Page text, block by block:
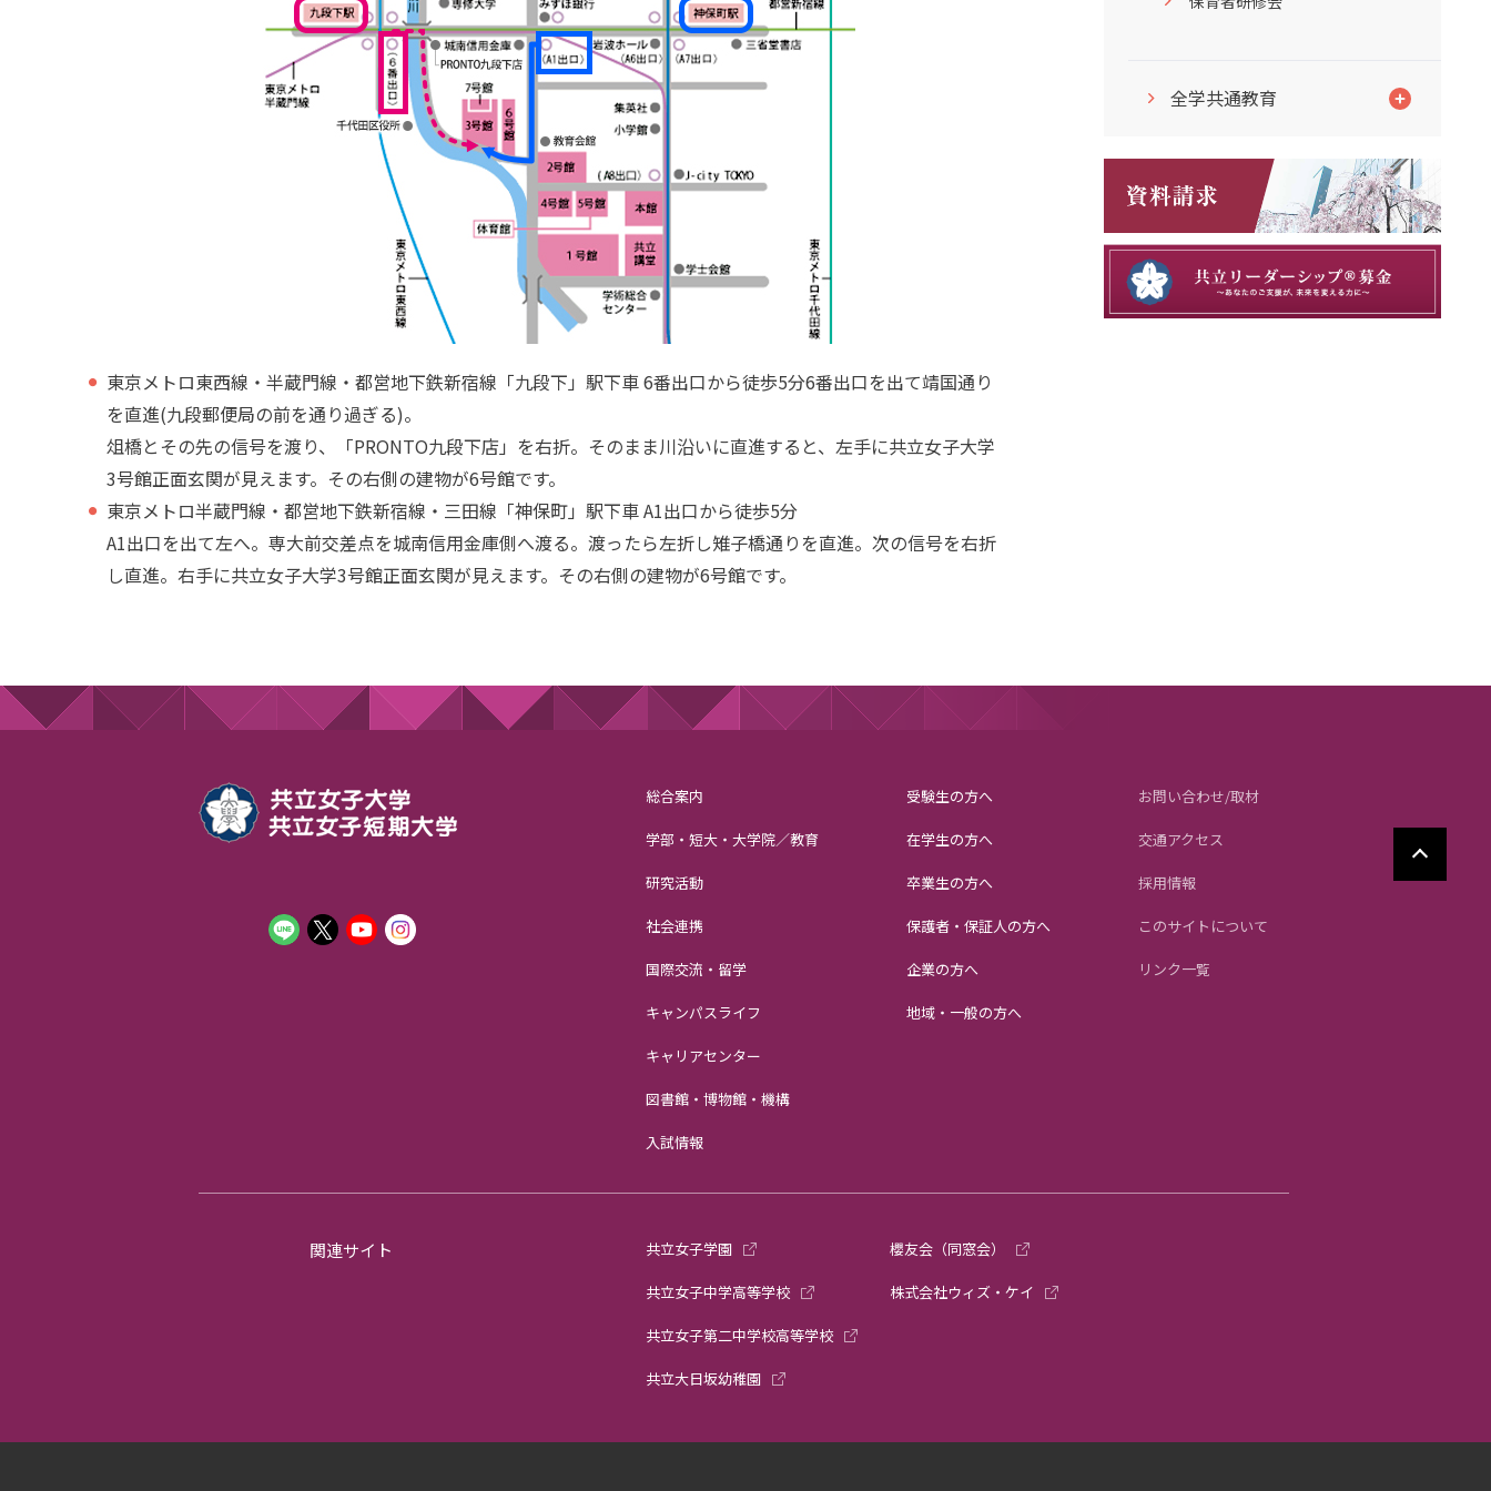
東京メトロ東西線・半蔵門線・都営地下鉄新宿線「九段下」駅下車 6番出口から徒歩5分6番出口を出て靖国通り
を直進(九段郵便局の前を通り過ぎる)。
俎橋とその先の信号を渡り、「PRONTO九段下店」を右折。そのまま川沿いに直進すると、左手に共立女子大学
3号館正面玄関が見えます。その右側の建物が6号館です。
東京メトロ半蔵門線・都営地下鉄新宿線・三田線「神保町」駅下車 A1出口から徒歩5分
A1出口を出て左へ。専大前交差点を城南信用金庫側へ渡る。渡ったら左折し雉子橋通りを直進。次の信号を右折
し直進。右手に共立女子大学3号館正面玄関が見えます。その右側の建物が6号館です。
全学共通教育
総合案内
学部・短大・大学院／教育
研究活動
社会連携
国際交流・留学
キャンパスライフ
キャリアセンター
図書館・博物館・機構
入試情報
受験生の方へ
在学生の方へ
卒業生の方へ
保護者・保証人の方へ
企業の方へ
地域・一般の方へ
お問い合わせ/取材
交通アクセス
採用情報
このサイトについて
リンク一覧
関連サイト 共立女子学園
共立女子中学高等学校
共立女子第二中学校高等学校
共立大日坂幼稚園
櫻友会（同窓会）
株式会社ウィズ・ケイ